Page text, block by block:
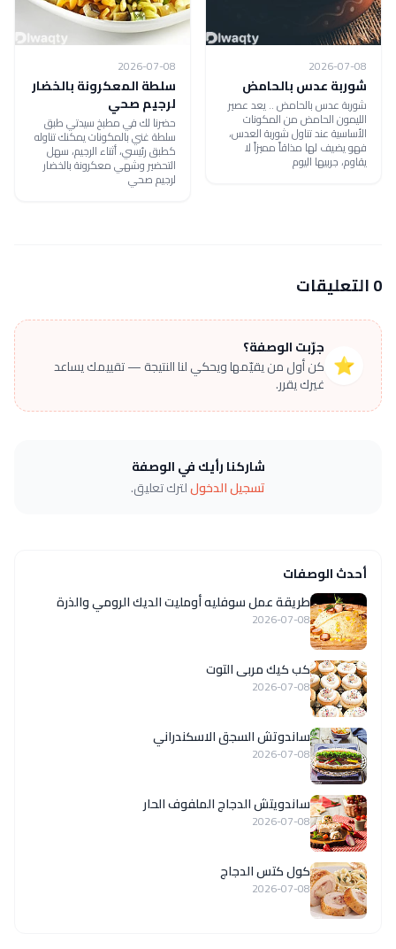
2026-07-08
شوربة عدس بالحامض
شوربة عدس بالحامض .. يعد عصير
الليمون الحامض من المكونات
الأساسية عند تناول شوربة العدس،
فهو يضيف لها مذاقاً مميزاً لا
يقاوم، جربيها اليوم
2026-07-08
سلطة المعكرونة بالخضار
لرجيم صحي
حضرنا لك في مطبخ سيدتي طبق
سلطة غني بالمكونات يمكنك تناوله
كطبق رئيسي، أثناء الرجيم، سهل
التحضير وشهي معكرونة بالخضار
لرجيم صحي
0 التعليقات
⭐
جرّبت الوصفة؟
كن أول من يقيّمها ويحكي لنا النتيجة — تقييمك يساعد
غيرك يقرر.
شاركنا رأيك في الوصفة
تسجيل الدخوللترك تعليق.
أحدث الوصفات
طريقة عمل سوفليه أومليت الديك الرومي والذرة
2026-07-08
كب كيك مربى التوت
2026-07-08
ساندوتش السجق الاسكندراني
2026-07-08
ساندويتش الدجاج الملفوف الحار
2026-07-08
كول كتس الدجاج
2026-07-08